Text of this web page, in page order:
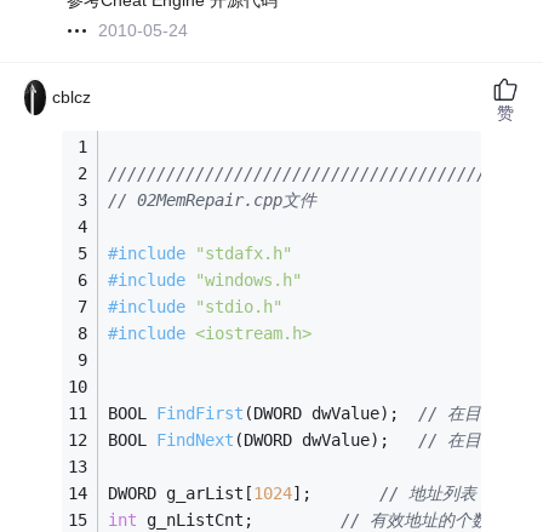
2010-05-24
cblcz
// 02MemRepair.cpp文件
#include
"stdafx.h"
#include
"windows.h"
#include
"stdio.h"
#include <iostream.h>
BOOL FindFirst (DWORD dwValue)
// 在目标进程
BOOL FindNext (DWORD dwValue) // 在目标进程
DWORD g_arList[1024
// 地址列表
int
// 有效地址的个数
赞